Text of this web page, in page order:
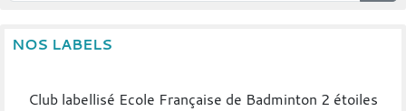
NOS LABELS
Club labellisé Ecole Française de Badminton 2 étoiles